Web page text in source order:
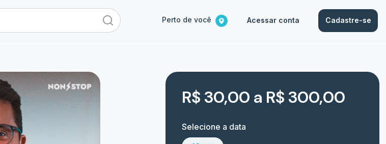
Perto de você Acessar conta Cadastre-se
R$ 30,00 a R$ 300,00
Selecione a data